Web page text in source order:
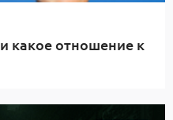
какое отношение к